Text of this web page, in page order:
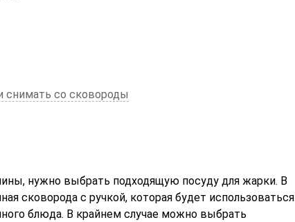
снимать со сковороды
нужно выбрать подходящую посуду для жарки. В
сковорода с ручкой, которая будет использоваться
блюда. В крайнем случае можно выбрать